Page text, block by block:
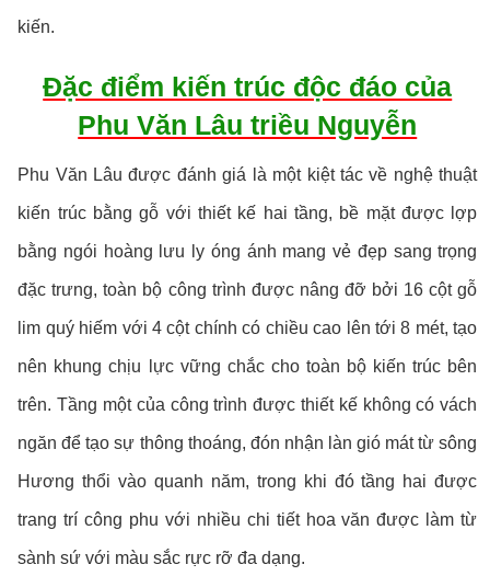
kiến.
Đặc điểm kiến trúc độc đáo của
Phu Văn Lâu triều Nguyễn
Phu Văn Lâu được đánh giá là một kiệt tác về nghệ thuật
kiến trúc bằng gỗ với thiết kế hai tầng, bề mặt được lợp
bằng ngói hoàng lưu ly óng ánh mang vẻ đẹp sang trọng
đặc trưng, toàn bộ công trình được nâng đỡ bởi 16 cột gỗ
lim quý hiếm với 4 cột chính có chiều cao lên tới 8 mét, tạo
nên khung chịu lực vững chắc cho toàn bộ kiến trúc bên
trên. Tầng một của công trình được thiết kế không có vách
ngăn để tạo sự thông thoáng, đón nhận làn gió mát từ sông
Hương thổi vào quanh năm, trong khi đó tầng hai được
trang trí công phu với nhiều chi tiết hoa văn được làm từ
sành sứ với màu sắc rực rỡ đa dạng.